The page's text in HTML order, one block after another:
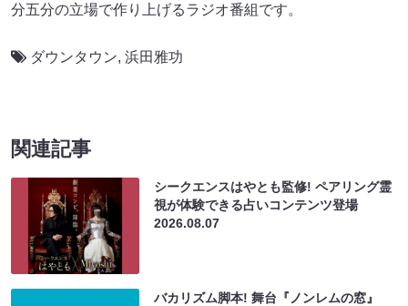
分五分の立場で作り上げるラジオ番組です。
ダウンタウン, 浜田雅功
関連記事
シークエンスはやとも監修! ペアリング霊
視が体験できる占いコンテンツ登場
2026.08.07
バカリズム脚本! 舞台『ノンレムの窓』